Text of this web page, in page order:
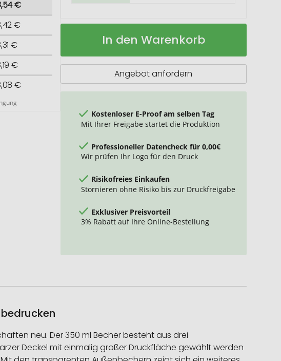
€
€
€
€
€
Thermobecher
RETUMBLER-
Auf
In den Warenkorb
Angebot anfordern
Kostenloser E-Proof am selben Tag
Mit Ihrer Freigabe startet die Produktion
Professioneller Datencheck für 0,00€
Wir prüfen Ihr Logo für den Druck
Risikofreies Einkaufen
Stornieren ohne Risiko bis zur Druckfreigabe
Exklusiver Preisvorteil
3% Rabatt auf Ihre Online-Bestellung
bedrucken
neu. Der 350 ml Becher besteht aus drei
Deckel mit einmalig großer Druckfläche gewählt werden